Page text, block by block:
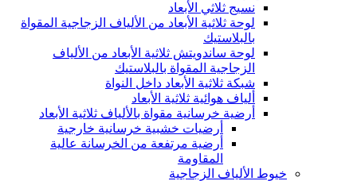
نسيج ثلاثي الأبعاد
لوحة ثلاثية الأبعاد من الألياف الزجاجية المقواة
بالبلاستيك
لوحة ساندويتش ثلاثية الأبعاد من الألياف
الزجاجية المقواة بالبلاستيك
شبكة ثلاثية الأبعاد داخل النواة
ألياف هوائية ثلاثية الأبعاد
أرضية خرسانية مقواة بالألياف ثلاثية الأبعاد
أرضيات خشبية خرسانية خارجية
أرضية مرتفعة من الخرسانة عالية
المقاومة
خيوط الألياف الزجاجية